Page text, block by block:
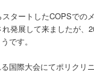
タートしたCOPSでの
発展して来ましたが、
です。
国際大会にてポリクリ